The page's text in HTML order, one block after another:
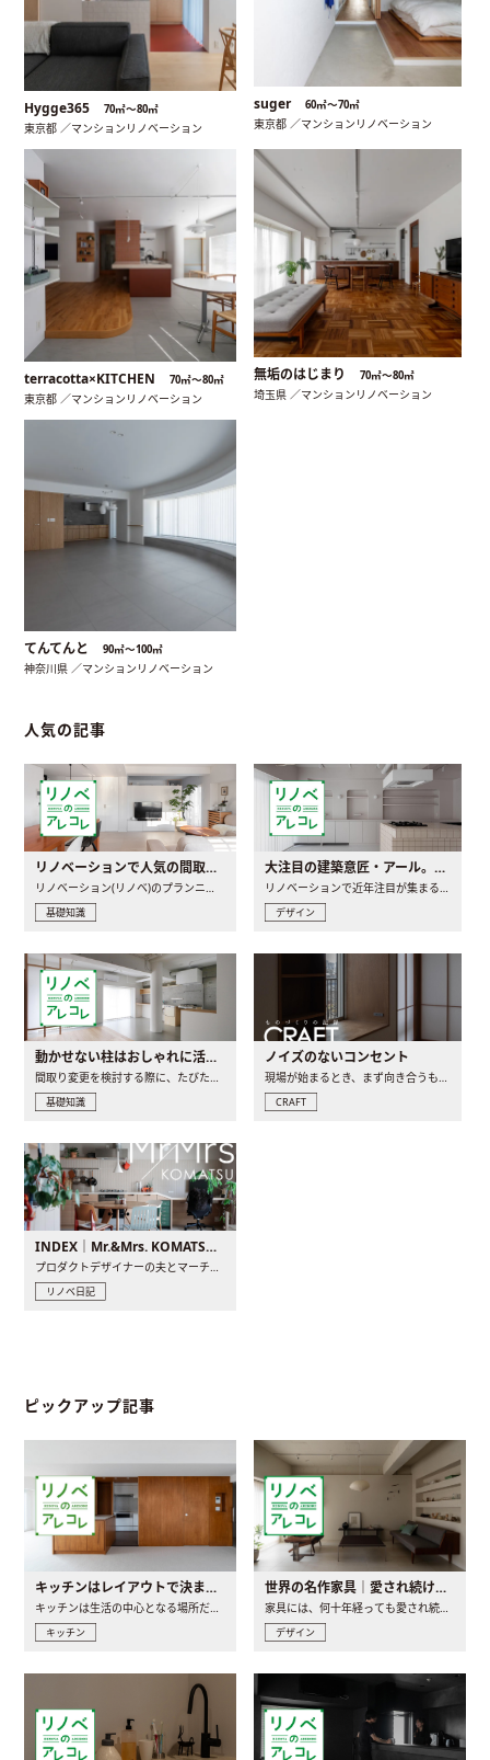
Hygge365 70㎡〜80㎡
東京都 ／マンションリノベーション
suger 60㎡〜70㎡
東京都 ／マンションリノベーション
terracotta×KITCHEN 70㎡〜80㎡
東京都 ／マンションリノベーション
無垢のはじまり 70㎡〜80㎡
埼玉県 ／マンションリノベーション
てんてんと 90㎡〜100㎡
神奈川県 ／マンションリノベーション
人気の記事
リノベーションで人気の間取りとは？トレンドの間取りと実例を徹底解説
リノベーション(リノベ)のプランニングで一番最初に決めるのは..
基礎知識
大注目の建築意匠・アール。人気の理由と空間に取り入れるポイント
リノベーションで近年注目が集まる建築意匠の一つであるアール..
デザイン
動かせない柱はおしゃれに活用！柱を魅せるリノベーション(リノベ)4選
間取り変更を検討する際に、たびたび皆さんの頭を悩ませる動か..
基礎知識
ノイズのないコンセント
現場が始まるとき、まず向き合うものの一つがコンセントです..
CRAFT
INDEX｜Mr.&Mrs. KOMATSU renovation diary
プロダクトデザイナーの夫とマーチャンダイザーの妻が、夫婦で..
リノベ日記
ピックアップ記事
キッチンはレイアウトで決まる。後悔しないための考え方と選び方
キッチン
世界の名作家具｜愛され続ける理由と一生モノとの出会い方
デザイン